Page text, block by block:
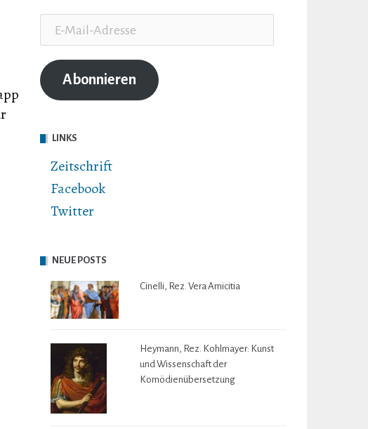
Mail-
Adresse
Abonnieren
LINKS
Zeitschrift
Facebook
Twitter
NEUE POSTS
Cinelli, Rez. Vera Amicitia
Heymann, Rez. Kohlmayer: Kunst
und Wissenschaft der
Komödienübersetzung